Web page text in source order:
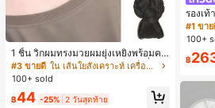
1 ชิ้น วิกผมทรงมวยผมยุ่งเหยิงพร้อมคลิ
ปหนีบผม, คลิปหนีบผมสังเคราะห์ที่ได้รั
บการอัปเกรดแฟชั่น, วิกผมเส้นใยทนคว
ช้งานง่ายโดยไม่ต้องใช้เครื่องมือ, เหมา
#3 ขายดี
ใน เส้นใยสังเคราะห์ เครื่องประดับผมผู้หญิง
100+ sold
฿44 -25% 2 วันสุดท้าย
รองเ
สไตล์
น ส้นเ
ญิง สำ
น์หัวเ
นท์
#1 ขา
100+
฿